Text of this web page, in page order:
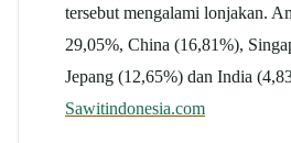
tersebut mengalami lonjakan.
29,05%, China (16,81%),
Jepang (12,65%) dan India
Sawitindonesia.com